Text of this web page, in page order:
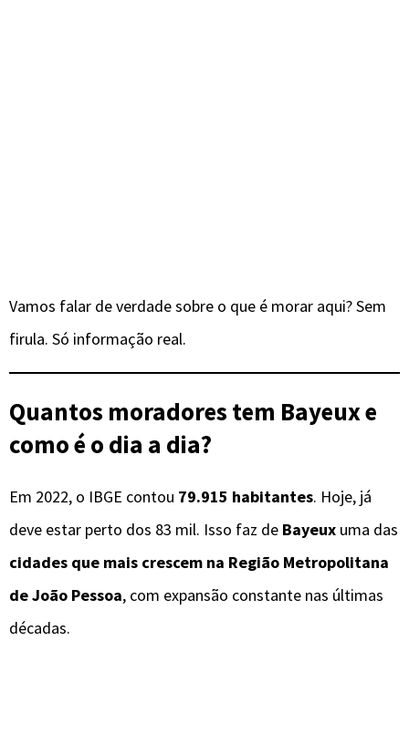
Vamos falar de verdade sobre o que é morar aqui? Sem
firula. Só informação real.
Quantos moradores tem Bayeux e
como é o dia a dia?
Em 2022, o IBGE contou 79.915 habitantes. Hoje, já
deve estar perto dos 83 mil. Isso faz de Bayeux uma das
cidades que mais crescem na Região Metropolitana
de João Pessoa, com expansão constante nas últimas
décadas.